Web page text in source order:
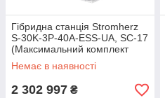
Гібридна станція Stromherz
S-30K-3P-40А-ESS-UA, SC-17
(Максимальний комплект
АКБ)
Немає в наявності
2 302 997 ₴